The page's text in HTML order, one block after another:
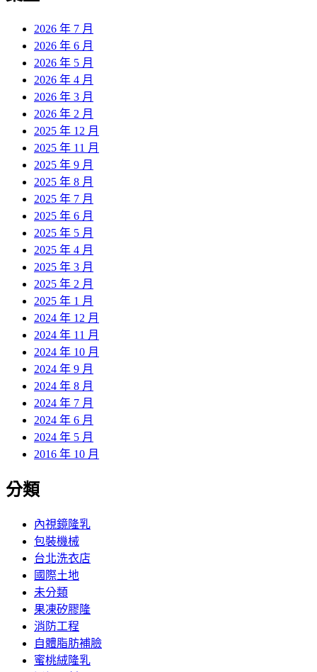
2026 年 7 月
2026 年 6 月
2026 年 5 月
2026 年 4 月
2026 年 3 月
2026 年 2 月
2025 年 12 月
2025 年 11 月
2025 年 9 月
2025 年 8 月
2025 年 7 月
2025 年 6 月
2025 年 5 月
2025 年 4 月
2025 年 3 月
2025 年 2 月
2025 年 1 月
2024 年 12 月
2024 年 11 月
2024 年 10 月
2024 年 9 月
2024 年 8 月
2024 年 7 月
2024 年 6 月
2024 年 5 月
2016 年 10 月
分類
內視鏡隆乳
包裝機械
台北洗衣店
國際土地
未分類
果凍矽膠隆
消防工程
自體脂肪補臉
蜜桃絨隆乳